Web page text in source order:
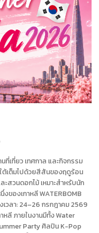
ที่เที่ยว เทศกาล และกิจกรรม
ต้เต็มไปด้วยสีสันของฤดูร้อน
สวนดอกไม้ เหมาะสำหรับนัก
ของเกาหลี WATERBOMB
เวลา: 24–26 กรกฎาคม 2569
ลี ภายในงานมีทั้ง Water
Party ศิลปิน K-Pop